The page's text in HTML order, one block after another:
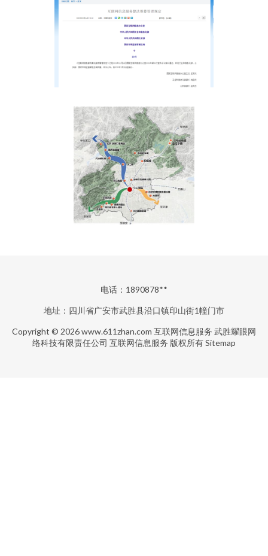
电话：1890878**
地址：四川省广安市武胜县沿口镇印山街1幢门市
Copyright © 2026www.611zhan.com 互联网信息服务 武胜耀眼网
络科技有限责任公司 互联网信息服务 版权所有Sitemap